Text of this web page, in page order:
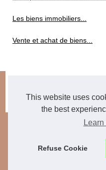
This website uses
the best
Refuse Cookie
Les biens immobiliers...
Vente et achat de biens...
de